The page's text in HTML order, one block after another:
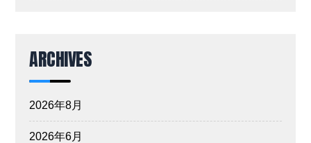
ARCHIVES
2026年8月
2026年6月